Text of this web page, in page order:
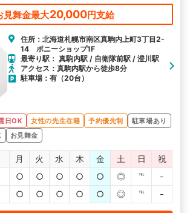
見舞金最大20,000円支給
住所：北海道札幌市南区真駒内上町3丁目2-
14 ポニーショップ1F
最寄り駅： 真駒内駅 / 自衛隊前駅 / 澄川駅
アクセス：真駒内駅から徒歩8分
駐車場：有（20台）
日OK 女性の先生在籍 予約優先制
駐車場あり
お見舞金
月 火 水 木 金 土 日
祝
○ ○ ○ ○ ○ ◎ ℡
-
○ ○ ○ ○ ○ ◎ ℡ -